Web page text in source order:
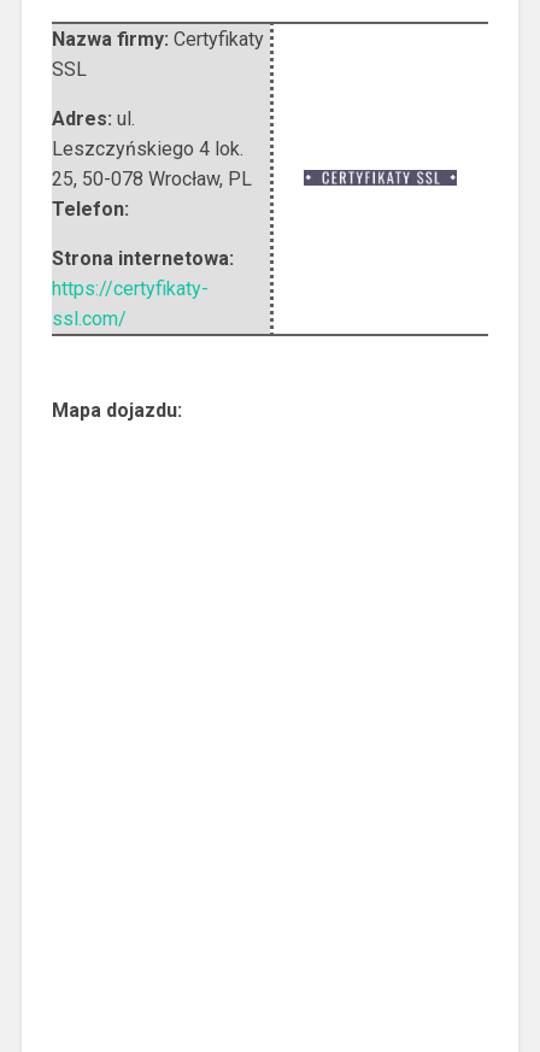
Nazwa firmy: Certyfikaty
SSL
Adres: ul.
Leszczyńskiego 4 lok.
25, 50-078 Wrocław, PL
Telefon:
Strona internetowa:
https://certyfikaty-
ssl.com/
Mapa dojazdu: